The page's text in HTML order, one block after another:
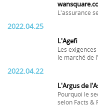
L'assurance
2022.04.25
L'Agefi
Les
le marché de
2022.04.22
L'Argus de
Pourquoi le
selon Facts &